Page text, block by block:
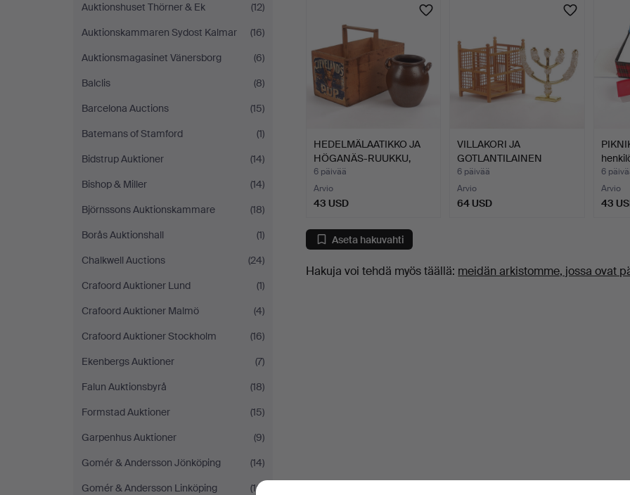
Auktionshuset Thörner & Ek
(12)
Auktionskammaren Sydost Kalmar
(16)
Auktionsmagasinet Vänersborg
(6)
Balclis
(8)
Barcelona Auctions
(15)
Batemans of Stamford
(1)
Bidstrup Auktioner
(14)
Bishop & Miller
(14)
Björnssons Auktionskammare
(18)
Borås Auktionshall
(1)
Chalkwell Auctions
(24)
Crafoord Auktioner Lund
(1)
Crafoord Auktioner Malmö
(4)
Crafoord Auktioner Stockholm
(16)
Ekenbergs Auktioner
(7)
Falun Auktionsbyrå
(18)
Formstad Auktioner
(15)
Garpenhus Auktioner
(9)
Gomér & Andersson Jönköping
(14)
Gomér & Andersson Linköping
(16)
HEDELMÄLAATIKKO JA
HÖGANÄS-RUUKKU,
1900-lu…
6 päivää
Arvio
43 USD
VILLAKORI JA
GOTLANTILAINEN
KYNTTILÄNJALKA…
6 päivää
Arvio
64 USD
puoli…
6
Arvio
43
Aseta hakuvahti
Hakuja voi tehdä myös täällä: meidän arkistomme, jossa ovat